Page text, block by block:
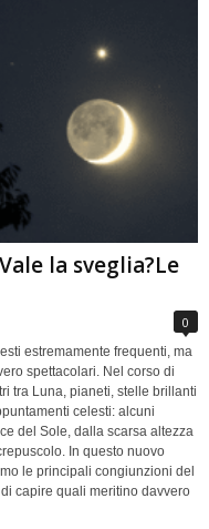
la sveglia?Le
0
estremamente frequenti, ma
spettacolari. Nel corso di
tra Luna, pianeti, stelle brillanti
celesti: alcuni
del Sole, dalla scarsa altezza
In questo nuovo
le principali congiunzioni del
capire quali meritino davvero